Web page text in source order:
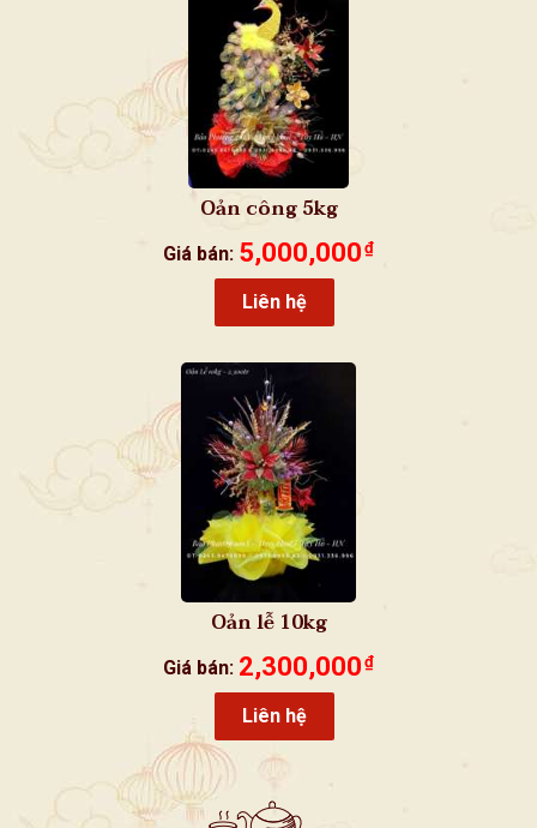
Oản công 5kg
Giá bán: 5,000,000 ₫
Liên hệ
Oản lễ 10kg
Giá bán: 2,300,000 ₫
Liên hệ